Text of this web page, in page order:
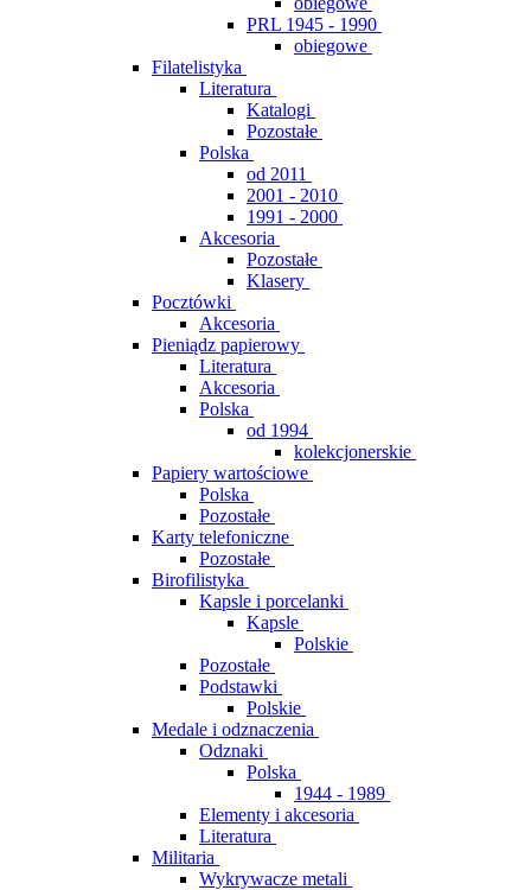
PRL 1945 - 1990
obiegowe
Filatelistyka
Literatura
Katalogi
Pozostałe
Polska
od 2011
2001 - 2010
1991 - 2000
Akcesoria
Pozostałe
Klasery
Pocztówki
Akcesoria
Pieniądz papierowy
Literatura
Akcesoria
Polska
od 1994
kolekcjonerskie
Papiery wartościowe
Polska
Pozostałe
Karty telefoniczne
Pozostałe
Birofilistyka
Kapsle i porcelanki
Kapsle
Polskie
Pozostałe
Podstawki
Polskie
Medale i odznaczenia
Odznaki
Polska
1944 - 1989
Elementy i akcesoria
Literatura
Militaria
Wykrywacze metali